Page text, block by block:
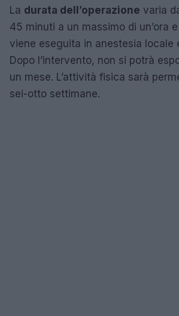
La durata dell’operazione varia
45 minuti a un massimo di un’ora
viene eseguita in anestesia locale
Dopo l’intervento, non si potrà
un mese. L’attività fisica sarà
sei-otto settimane.